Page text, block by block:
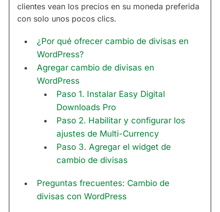
clientes vean los precios en su moneda preferida
con solo unos pocos clics.
¿Por qué ofrecer cambio de divisas en
WordPress?
Agregar cambio de divisas en
WordPress
Paso 1. Instalar Easy Digital
Downloads Pro
Paso 2. Habilitar y configurar los
ajustes de Multi-Currency
Paso 3. Agregar el widget de
cambio de divisas
Preguntas frecuentes: Cambio de
divisas con WordPress